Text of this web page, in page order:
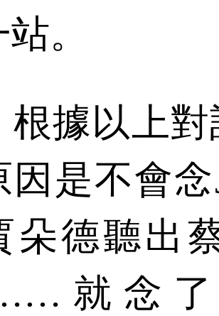
。
以上對
因是不會
朵德聽出
就念了